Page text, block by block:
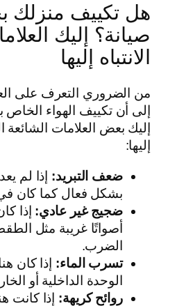
هل تكييف منزلك
صيانة؟ إليك
الانتباه إليها
من الضروري التعرف على
إلى أن تكييف الهواء الخاص
إليك بعض العلامات الشائعة
إليها:
ضعف التبريد: إذا لم
بشكل فعال كما كان
ضجيج غير عادي: إذا
أصواتًا غريبة مثل
الضرب.
تسرب الماء: إذا كان
الوحدة الداخلية أو
روائح كريهة: إذا كانت